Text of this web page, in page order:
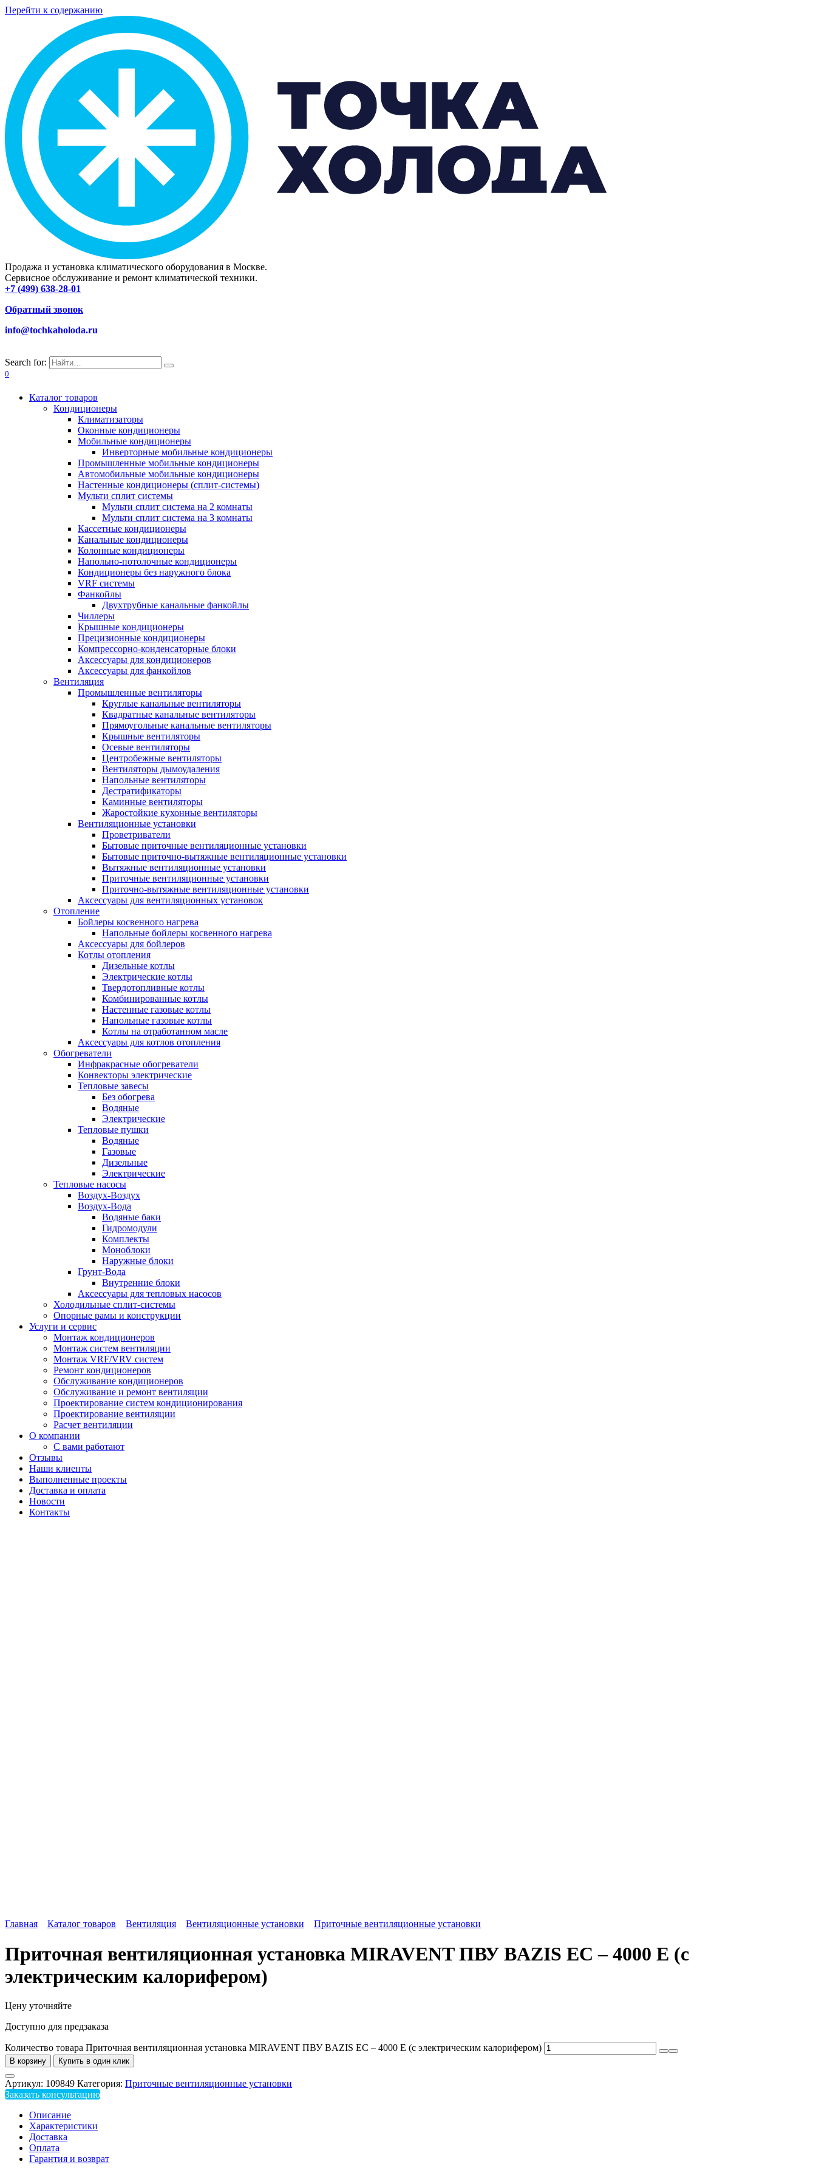
Перейти к содержанию
Продажа и установка климатического оборудования в Москве.
Сервисное обслуживание и ремонт климатической техники.
+7 (499) 638-28-01
Обратный звонок
info@tochkaholoda.ru
Search for:
0
Каталог товаров
Кондиционеры
Климатизаторы
Оконные кондиционеры
Мобильные кондиционеры
Инверторные мобильные кондиционеры
Промышленные мобильные кондиционеры
Автомобильные мобильные кондиционеры
Настенные кондиционеры (сплит-системы)
Мульти сплит системы
Мульти сплит система на 2 комнаты
Мульти сплит система на 3 комнаты
Кассетные кондиционеры
Канальные кондиционеры
Колонные кондиционеры
Напольно-потолочные кондиционеры
Кондиционеры без наружного блока
VRF системы
Фанкойлы
Двухтрубные канальные фанкойлы
Чиллеры
Крышные кондиционеры
Прецизионные кондиционеры
Компрессорно-конденсаторные блоки
Аксессуары для кондиционеров
Аксессуары для фанкойлов
Вентиляция
Промышленные вентиляторы
Круглые канальные вентиляторы
Квадратные канальные вентиляторы
Прямоугольные канальные вентиляторы
Крышные вентиляторы
Осевые вентиляторы
Центробежные вентиляторы
Вентиляторы дымоудаления
Напольные вентиляторы
Дестратификаторы
Каминные вентиляторы
Жаростойкие кухонные вентиляторы
Вентиляционные установки
Проветриватели
Бытовые приточные вентиляционные установки
Бытовые приточно-вытяжные вентиляционные установки
Вытяжные вентиляционные установки
Приточные вентиляционные установки
Приточно-вытяжные вентиляционные установки
Аксессуары для вентиляционных установок
Отопление
Бойлеры косвенного нагрева
Напольные бойлеры косвенного нагрева
Аксессуары для бойлеров
Котлы отопления
Дизельные котлы
Электрические котлы
Твердотопливные котлы
Комбинированные котлы
Настенные газовые котлы
Напольные газовые котлы
Котлы на отработанном масле
Аксессуары для котлов отопления
Обогреватели
Инфракрасные обогреватели
Конвекторы электрические
Тепловые завесы
Без обогрева
Водяные
Электрические
Тепловые пушки
Водяные
Газовые
Дизельные
Электрические
Тепловые насосы
Воздух-Воздух
Воздух-Вода
Водяные баки
Гидромодули
Комплекты
Моноблоки
Наружные блоки
Грунт-Вода
Внутренние блоки
Аксессуары для тепловых насосов
Холодильные сплит-системы
Опорные рамы и конструкции
Услуги и сервис
Монтаж кондиционеров
Монтаж систем вентиляции
Монтаж VRF/VRV систем
Ремонт кондиционеров
Обслуживание кондиционеров
Обслуживание и ремонт вентиляции
Проектирование систем кондиционирования
Проектирование вентиляции
Расчет вентиляции
О компании
С вами работают
Отзывы
Наши клиенты
Выполненные проекты
Доставка и оплата
Новости
Контакты
Главная Каталог товаров Вентиляция Вентиляционные установки Приточные вентиляционные установки
Приточная вентиляционная установка MIRAVENT ПВУ BAZIS EC – 4000 E (с
электрическим калорифером)
Цену уточняйте
Доступно для предзаказа
Количество товара Приточная вентиляционная установка MIRAVENT ПВУ BAZIS EC – 4000 E (с электрическим калорифером)
В корзину Купить в один клик
Артикул: 109849 Категория: Приточные вентиляционные установки
Заказать консультацию
Описание
Характеристики
Доставка
Оплата
Гарантия и возврат